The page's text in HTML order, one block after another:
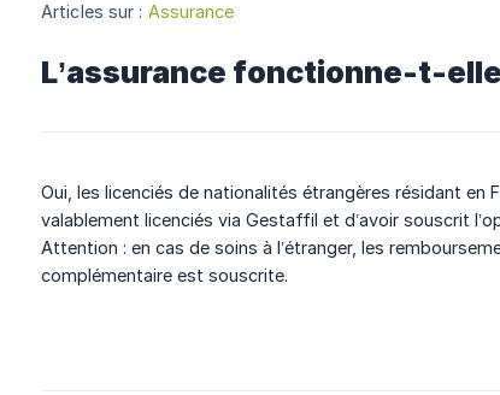
Articles sur : Assurance
L’assurance fonctionne-t-
Oui, les licenciés de nationalités étrangères résidant
valablement licenciés via Gestaffil et d’avoir souscrit
Attention : en cas de soins à l’étranger, les
complémentaire est souscrite.